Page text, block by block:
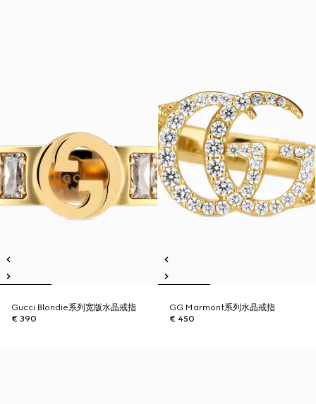
Gucci Blondie系列宽版水晶戒指
€ 390
GG Marmont系列水晶戒指
€ 450